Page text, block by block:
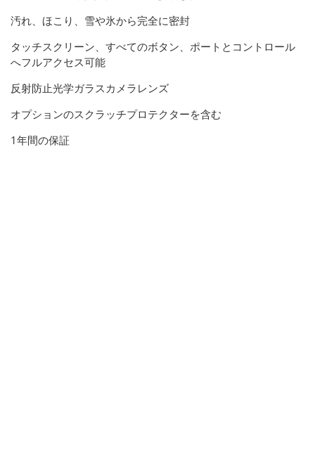
汚れ、ほこり、雪や氷から完全に密封
タッチスクリーン、すべてのボタン、ポートとコントロール
へフルアクセス可能
反射防止光学ガラスカメラレンズ
オプションのスクラッチプロテクターを含む
1年間の保証